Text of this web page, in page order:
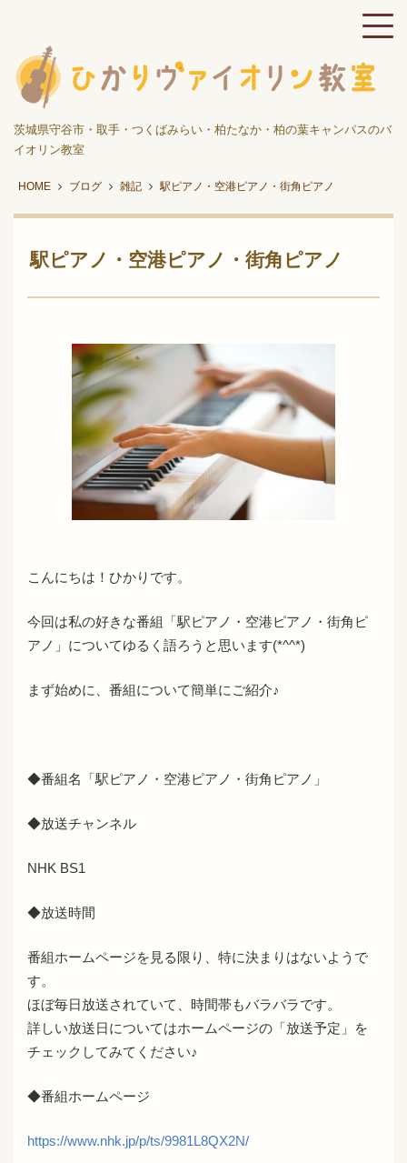
茨城県守谷市・取手・つくばみらい・柏たなか・柏の葉キャンパスのバ
イオリン教室
HOME ブログ 雑記 駅ピアノ・空港ピアノ・街角ピアノ
駅ピアノ・空港ピアノ・街角ピアノ
こんにちは！ひかりです。
今回は私の好きな番組「駅ピアノ・空港ピアノ・街角ピ
アノ」についてゆるく語ろうと思います(*^^*)
まず始めに、番組について簡単にご紹介♪
◆番組名「駅ピアノ・空港ピアノ・街角ピアノ」
◆放送チャンネル
NHK BS1
◆放送時間
番組ホームページを見る限り、特に決まりはないようで
す。
ほぼ毎日放送されていて、時間帯もバラバラです。
詳しい放送日についてはホームページの「放送予定」を
チェックしてみてください♪
◆番組ホームページ
https://www.nhk.jp/p/ts/9981L8QX2N/